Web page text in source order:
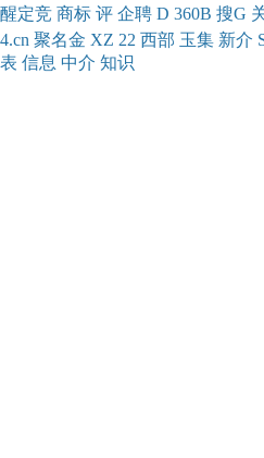
醒定竞 商标 评 企聘 D 360B 搜G
4.cn 聚名金 XZ 22 西部 玉集 新介
表 信息 中介 知识